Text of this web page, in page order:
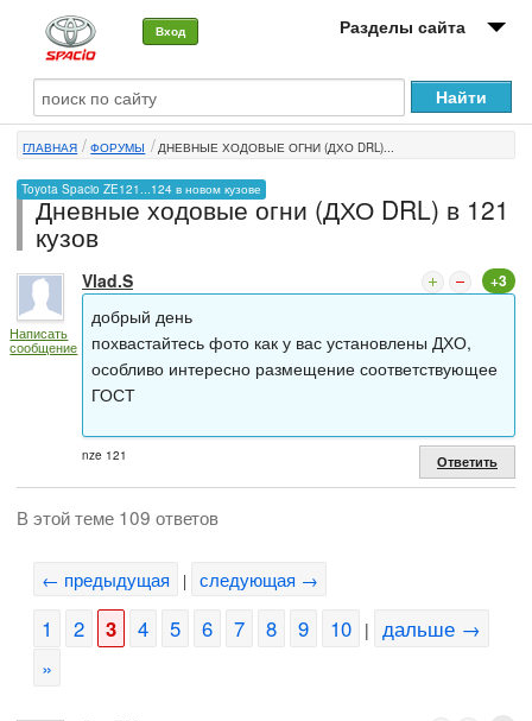
Вход Разделы сайта
О машине
Автоклуб
Форумы
Сервисы и услуги
Новости
ГЛАВНАЯ ФОРУМЫ ДНЕВНЫЕ ХОДОВЫЕ ОГНИ (ДХО DRL)...
Toyota Spacio ZE121...124 в новом кузове
Дневные ходовые огни (ДХО DRL) в 121
кузов
Написать
сообщение
Vlad.S +3
добрый день
похвастайтесь фото как у вас установлены ДХО,
особливо интересно размещение соответствующее
ГОСТ
nze 121 Ответить
В этой теме 109 ответов
← предыдущая | следующая →
1 2 3 4 5 6 7 8 9 10 |
дальше →
»